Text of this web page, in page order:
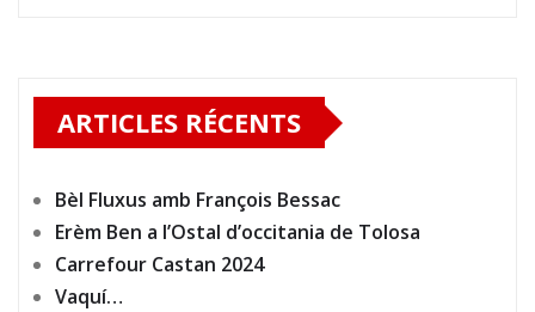
ARTICLES RÉCENTS
Bèl Fluxus amb François Bessac
Erèm Ben a l’Ostal d’occitania de Tolosa
Carrefour Castan 2024
Vaquí…